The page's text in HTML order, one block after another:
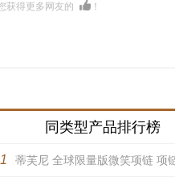
获得更多网友的 ！
同类型产品排行榜
1 蒂芙尼 全球限量版微笑项链 项